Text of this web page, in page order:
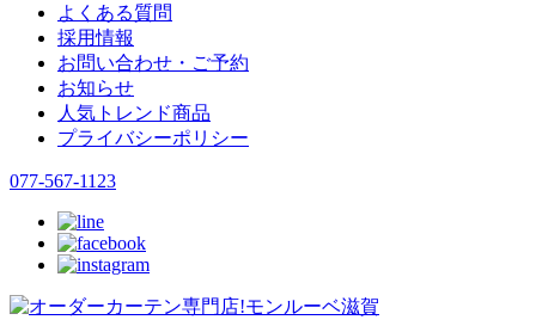
よくある質問
採用情報
お問い合わせ・ご予約
お知らせ
人気トレンド商品
プライバシーポリシー
077-567-1123